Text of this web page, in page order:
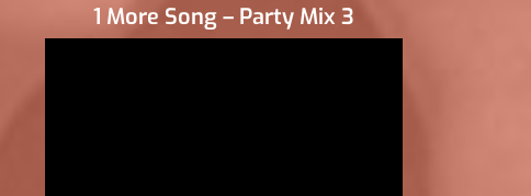
1 More Song – Party Mix 3